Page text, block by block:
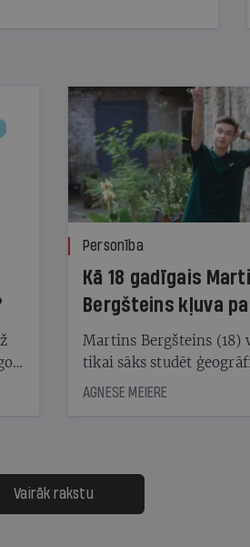
Personība
Kā 18 gadīgais
Bergšteins kļuva
laika ziņu seju?
Martins Bergšteins (18)
tikai sāks studēt
bet viņa sacītajam jau
uzcītīga darba, mammas
atbalsts un drosme
meteovērojumus arī tad,
AGNESE MEIERE
Vairāk rakstu